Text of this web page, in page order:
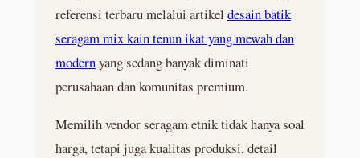
referensi terbaru melalui artikel desain batik
seragam mix kain tenun ikat yang mewah dan
modernyang sedang banyak diminati
perusahaan dan komunitas premium.
Memilih vendor seragam etnik tidak hanya soal
harga, tetapi juga kualitas produksi, detail